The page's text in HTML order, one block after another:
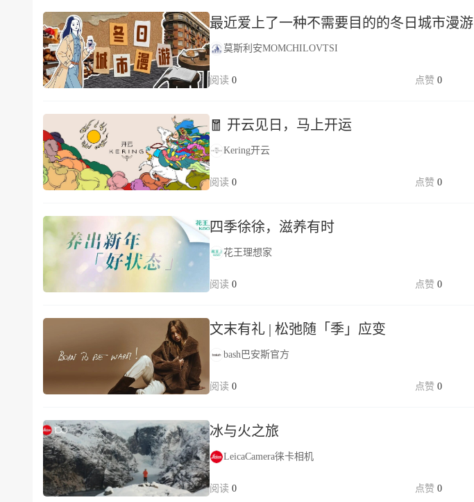
最近爱上了一种不需要目的的冬日城市漫游
莫斯利安MOMCHILOVTSI
0 0
🧧 开云见日，马上开运
Kering开云
0 0
四季徐徐，滋养有时
花王理想家
0 0
文末有礼 | 松弛随「季」应变
bash巴安斯官方
0 0
冰与火之旅
LeicaCamera徕卡相机
0 0